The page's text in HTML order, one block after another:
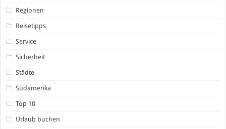
Regionen
Reisetipps
Service
Sicherheit
Städte
Südamerika
Top 10
Urlaub buchen